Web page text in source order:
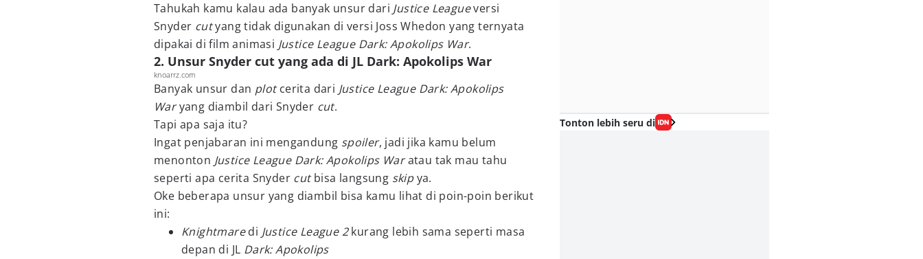
Tahukah kamu kalau ada banyak unsur dari Justice Leagueversi
Snyder cutyang tidak digunakan di versi Joss Whedon yang ternyata
dipakai di film animasi Justice League Dark: Apokolips War.
2. Unsur Snyder cut yang ada di JL Dark: Apokolips War
knoarrz.com
Banyak unsur dan plotcerita dari Justice League Dark: Apokolips
Waryang diambil dari Snyder cut.
Tapi apa saja itu?
Ingat penjabaran ini mengandung spoiler, jadi jika kamu belum
menonton Justice League Dark: Apokolips Waratau tak mau tahu
seperti apa cerita Snyder cutbisa langsung skipya.
Oke beberapa unsur yang diambil bisa kamu lihat di poin-poin berikut
ini:
Knightmaredi Justice League 2kurang lebih sama seperti masa
depan di JL Dark: Apokolips
Tonton lebih seru di